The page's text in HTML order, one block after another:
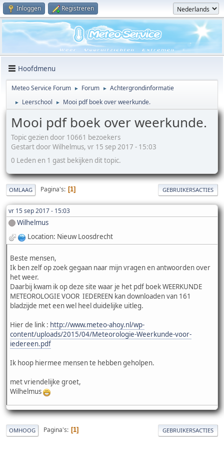
Inloggen Registreren
Hoofdmenu
Meteo Service Forum ► Forum ► Achtergrondinformatie
► Leerschool ► Mooi pdf boek over weerkunde.
Mooi pdf boek over weerkunde.
Topic gezien door 10661 bezoekers
Gestart door Wilhelmus, vr 15 sep 2017 - 15:03
0 Leden en 1 gast bekijken dit topic.
OMLAAG Pagina's 1 GEBRUIKERSACTIES
vr 15 sep 2017 - 15:03
Wilhelmus
Location: Nieuw Loosdrecht
Beste mensen,
Ik ben zelf op zoek gegaan naar mijn vragen en antwoorden over
het weer.
Daarbij kwam ik op deze site waar je het pdf boek WEERKUNDE
METEOROLOGIE VOOR IEDEREEN kan downloaden van 161
bladzijde met een wel heel duidelijke uitleg.
Hier de link : http://www.meteo-ahoy.nl/wp-
content/uploads/2015/04/Meteorologie-Weerkunde-voor-
iedereen.pdf
Ik hoop hiermee mensen te hebben geholpen.
met vriendelijke groet,
Wilhelmus
OMHOOG Pagina's 1 GEBRUIKERSACTIES